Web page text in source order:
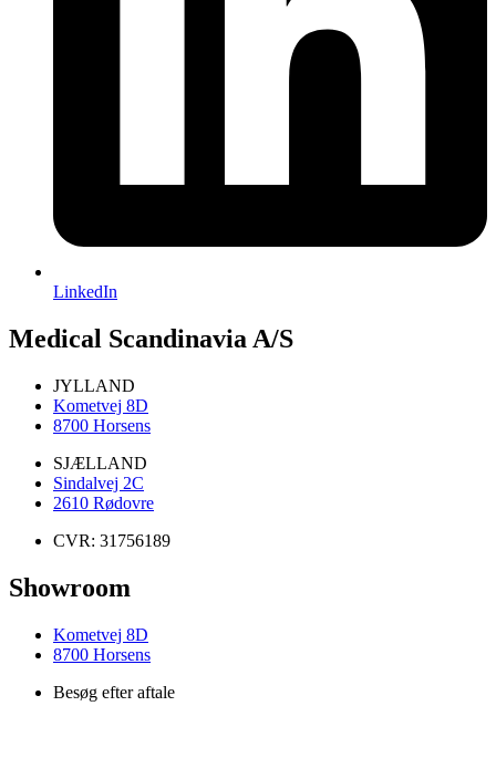
LinkedIn
Medical Scandinavia A/S
JYLLAND
Kometvej 8D
8700 Horsens
SJÆLLAND
Sindalvej 2C
2610 Rødovre
CVR: 31756189
Showroom
Kometvej 8D
8700 Horsens
Besøg efter aftale